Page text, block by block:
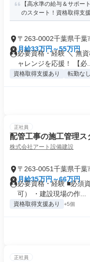
【高水準の給与＆サポー
のスタート！資格取得支
〒263-0002千葉県千葉
月給33万円～55万円
必要資格・経験 ＼ 無
ャレンジを応援！ 【必...
資格取得支援あり 転勤なし
正社員
配管工事の施工管理ス
株式会社アート設備建設
〒263-0051千葉県千葉
月給35万円～66万円
必要資格・経験 ■必須
可） ・建設現場の作...
資格取得支援あり +5個
正社員